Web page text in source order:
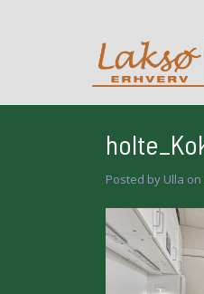
Posted by Ulla on